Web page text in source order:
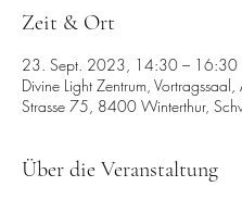
Zeit & Ort
23. Sept. 2023, 14:30 – 16:30
Divine Light Zentrum, Vortragssaal,
Strasse 75, 8400 Winterthur,
Über die Veranstaltung